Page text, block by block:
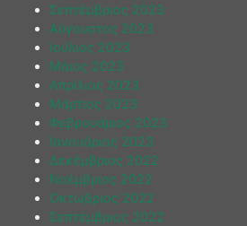
Σεπτέμβριος 2023
Αύγουστος 2023
Ιούλιος 2023
Μάιος 2023
Απρίλιος 2023
Μάρτιος 2023
Φεβρουάριος 2023
Ιανουάριος 2023
Δεκέμβριος 2022
Νοέμβριος 2022
Οκτώβριος 2022
Σεπτέμβριος 2022